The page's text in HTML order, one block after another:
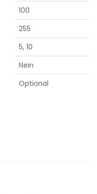
100
255
5, 10
Nein
Optional